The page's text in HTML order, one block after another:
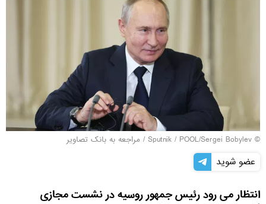
© Sputnik / POOL/Sergei Bobylev
/ مراجعه به بانک تصاویر
عضو شوید
انتظار می رود رئیس جمهور روسیه در نشست مجازی